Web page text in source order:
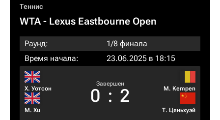
Теннис
WTA- Lexus Eastbourne Open
Раунд:
1/8 финала
Время начала:
23.06.2025 в 18:15
Х. Уотсон
M. Xu
Завершен
0 : 2 M. Kempen
Т. Цяньхуэй